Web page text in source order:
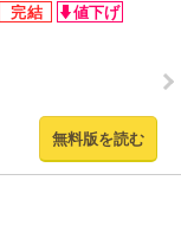
無料版を読む